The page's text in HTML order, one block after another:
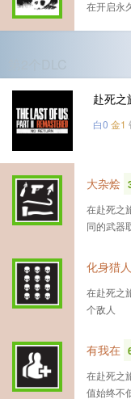
在开启永
赴死之
白0 金1
大杂烩
在赴死之
同的武器
化身猎人
在赴死之
个敌人
有我在
在赴死之
值始终不